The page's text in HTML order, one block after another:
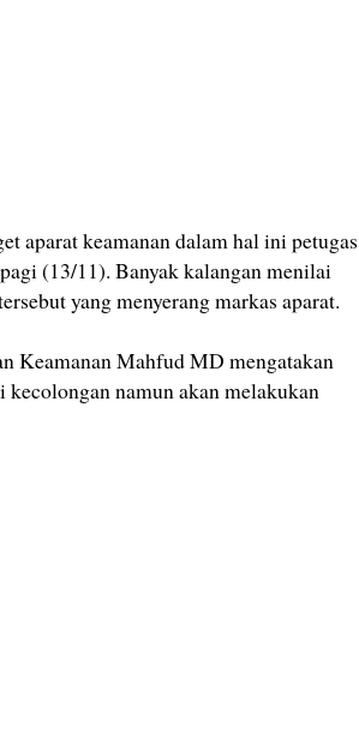
aparat keamanan dalam hal ini petugas
(13/11). Banyak kalangan menilai
yang menyerang markas aparat.
Keamanan Mahfud MD mengatakan
namun akan melakukan